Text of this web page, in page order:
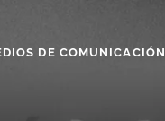
DE COMUNICACIÓN